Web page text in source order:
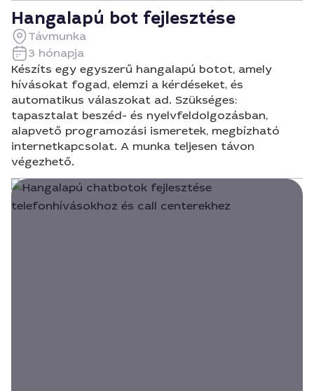
Hangalapú bot fejlesztése
Távmunka
3 hónapja
Készíts egy egyszerű hangalapú botot, amely
hívásokat fogad, elemzi a kérdéseket, és
automatikus válaszokat ad. Szükséges:
tapasztalat beszéd- és nyelvfeldolgozásban,
alapvető programozási ismeretek, megbízható
internetkapcsolat. A munka teljesen távon
végezhető.